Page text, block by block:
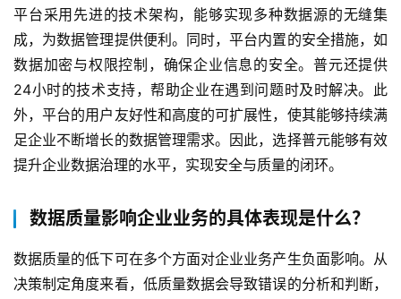
平台采用先进的技术架构，能够实现多种数据源的无缝集
成，为数据管理提供便利。同时，平台内置的安全措施，如
数据加密与权限控制，确保企业信息的安全。普元还提供
24小时的技术支持，帮助企业在遇到问题时及时解决。此
外，平台的用户友好性和高度的可扩展性，使其能够持续满
足企业不断增长的数据管理需求。因此，选择普元能够有效
提升企业数据治理的水平，实现安全与质量的闭环。
数据质量影响企业业务的具体表现是什么？
数据质量的低下可在多个方面对企业业务产生负面影响。从
决策制定角度来看，低质量数据会导致错误的分析和判断，